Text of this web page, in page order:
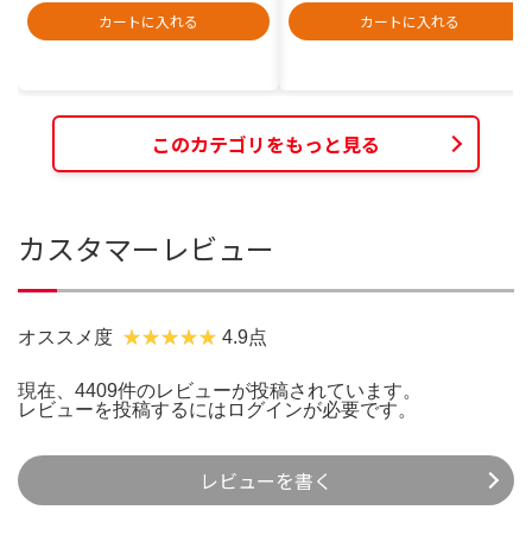
カートに入れる
カートに入れる
このカテゴリをもっと見る
カスタマーレビュー
オススメ度 4.9点
現在、4409件のレビューが投稿されています。
レビューを投稿するには ログインが必要です。
レビューを書く